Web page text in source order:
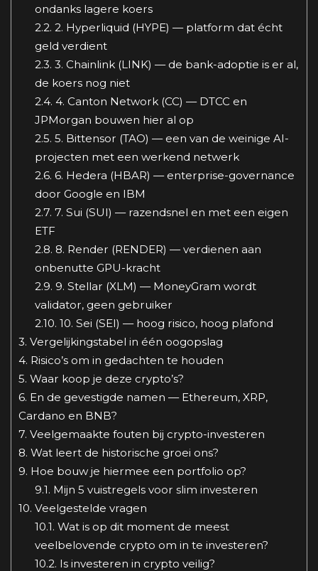
ondanks lagere koers
2.2. 2. Hyperliquid (HYPE) — platform dat écht
geld verdient
2.3. 3. Chainlink (LINK) — de bank-adoptie is er al,
de koers nog niet
2.4. 4. Canton Network (CC) — DTCC en
JPMorgan bouwen hier al op
2.5. 5. Bittensor (TAO) — een van de weinige AI-
projecten met een werkend netwerk
2.6. 6. Hedera (HBAR) — enterprise-governance
door Google en IBM
2.7. 7. Sui (SUI) — razendsnel en met een eigen
ETF
2.8. 8. Render (RENDER) — verdienen aan
onbenutte GPU-kracht
2.9. 9. Stellar (XLM) — MoneyGram wordt
validator, geen gebruiker
2.10. 10. Sei (SEI) — hoog risico, hoog plafond
3. Vergelijkingstabel in één oogopslag
4. Risico’s om in gedachten te houden
5. Waar koop je deze crypto’s?
6. En de gevestigde namen — Ethereum, XRP,
Cardano en BNB?
7. Veelgemaakte fouten bij crypto-investeren
8. Wat leert de historische groei ons?
9. Hoe bouw je hiermee een portfolio op?
9.1. Mijn 5 vuistregels voor slim investeren
10. Veelgestelde vragen
10.1. Wat is op dit moment de meest
veelbelovende crypto om in te investeren?
10.2. Is investeren in crypto veilig?